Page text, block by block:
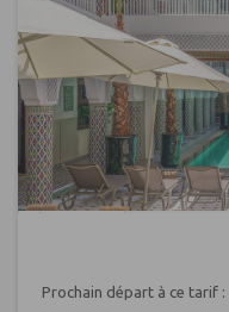
Prochain départ à ce tarif :